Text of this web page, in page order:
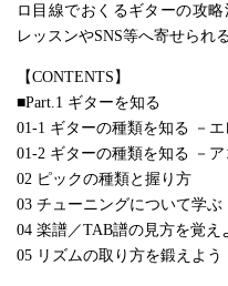
ロ目線でおくるギターの攻
レッスンやSNS等へ寄せられ
【CONTENTS】
■Part.1 ギターを知る
01-1 ギターの種類を知る －エ
01-2 ギターの種類を知る －
02 ピックの種類と握り方
03 チューニングについて学ぶ
04 楽譜／TAB譜の見方を覚え
05 リズムの取り方を鍛えよう